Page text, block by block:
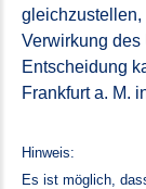
gleichzustellen,
Verwirkung des
Entscheidung
Frankfurt a. M.
Hinweis:
Es ist möglich,